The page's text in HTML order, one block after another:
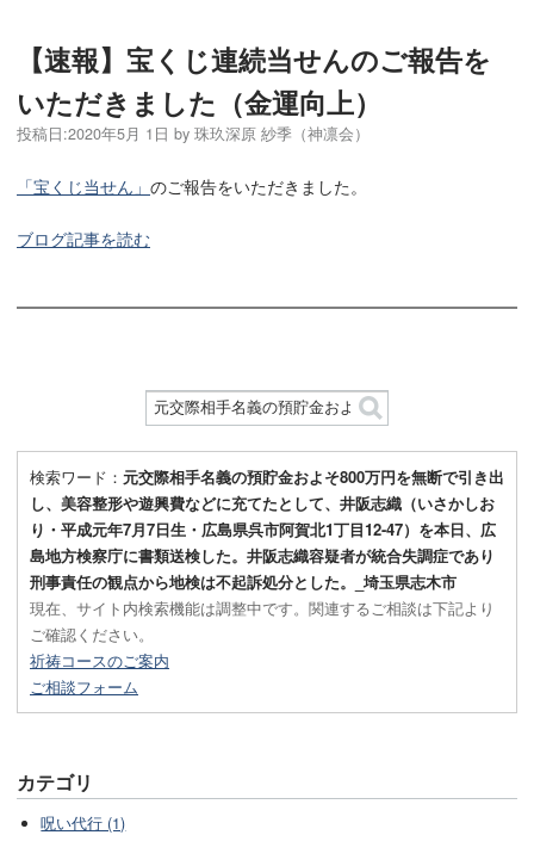
【速報】宝くじ連続当せんのご報告を
いただきました（金運向上）
投稿日:2020年5月 1日 by 珠玖深原 紗季（神凛会）
「宝くじ当せん」 のご報告をいただきました。
ブログ記事を読む
検索ワード： 元交際相手名義の預貯金およそ800万円を無断で引き出
し、美容整形や遊興費などに充てたとして、井阪志織（いさかしお
り・平成元年7月7日生・広島県呉市阿賀北1丁目12-47）を本日、広
島地方検察庁に書類送検した。井阪志織容疑者が統合失調症であり
刑事責任の観点から地検は不起訴処分とした。_埼玉県志木市
現在、サイト内検索機能は調整中です。関連するご相談は下記より
ご確認ください。
祈祷コースのご案内
ご相談フォーム
カテゴリ
呪い代行 (1)